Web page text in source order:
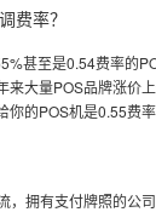
费率？
甚至是0.54费率的
来大量POS品牌涨价
你的POS机是0.55费
拥有支付牌照的公